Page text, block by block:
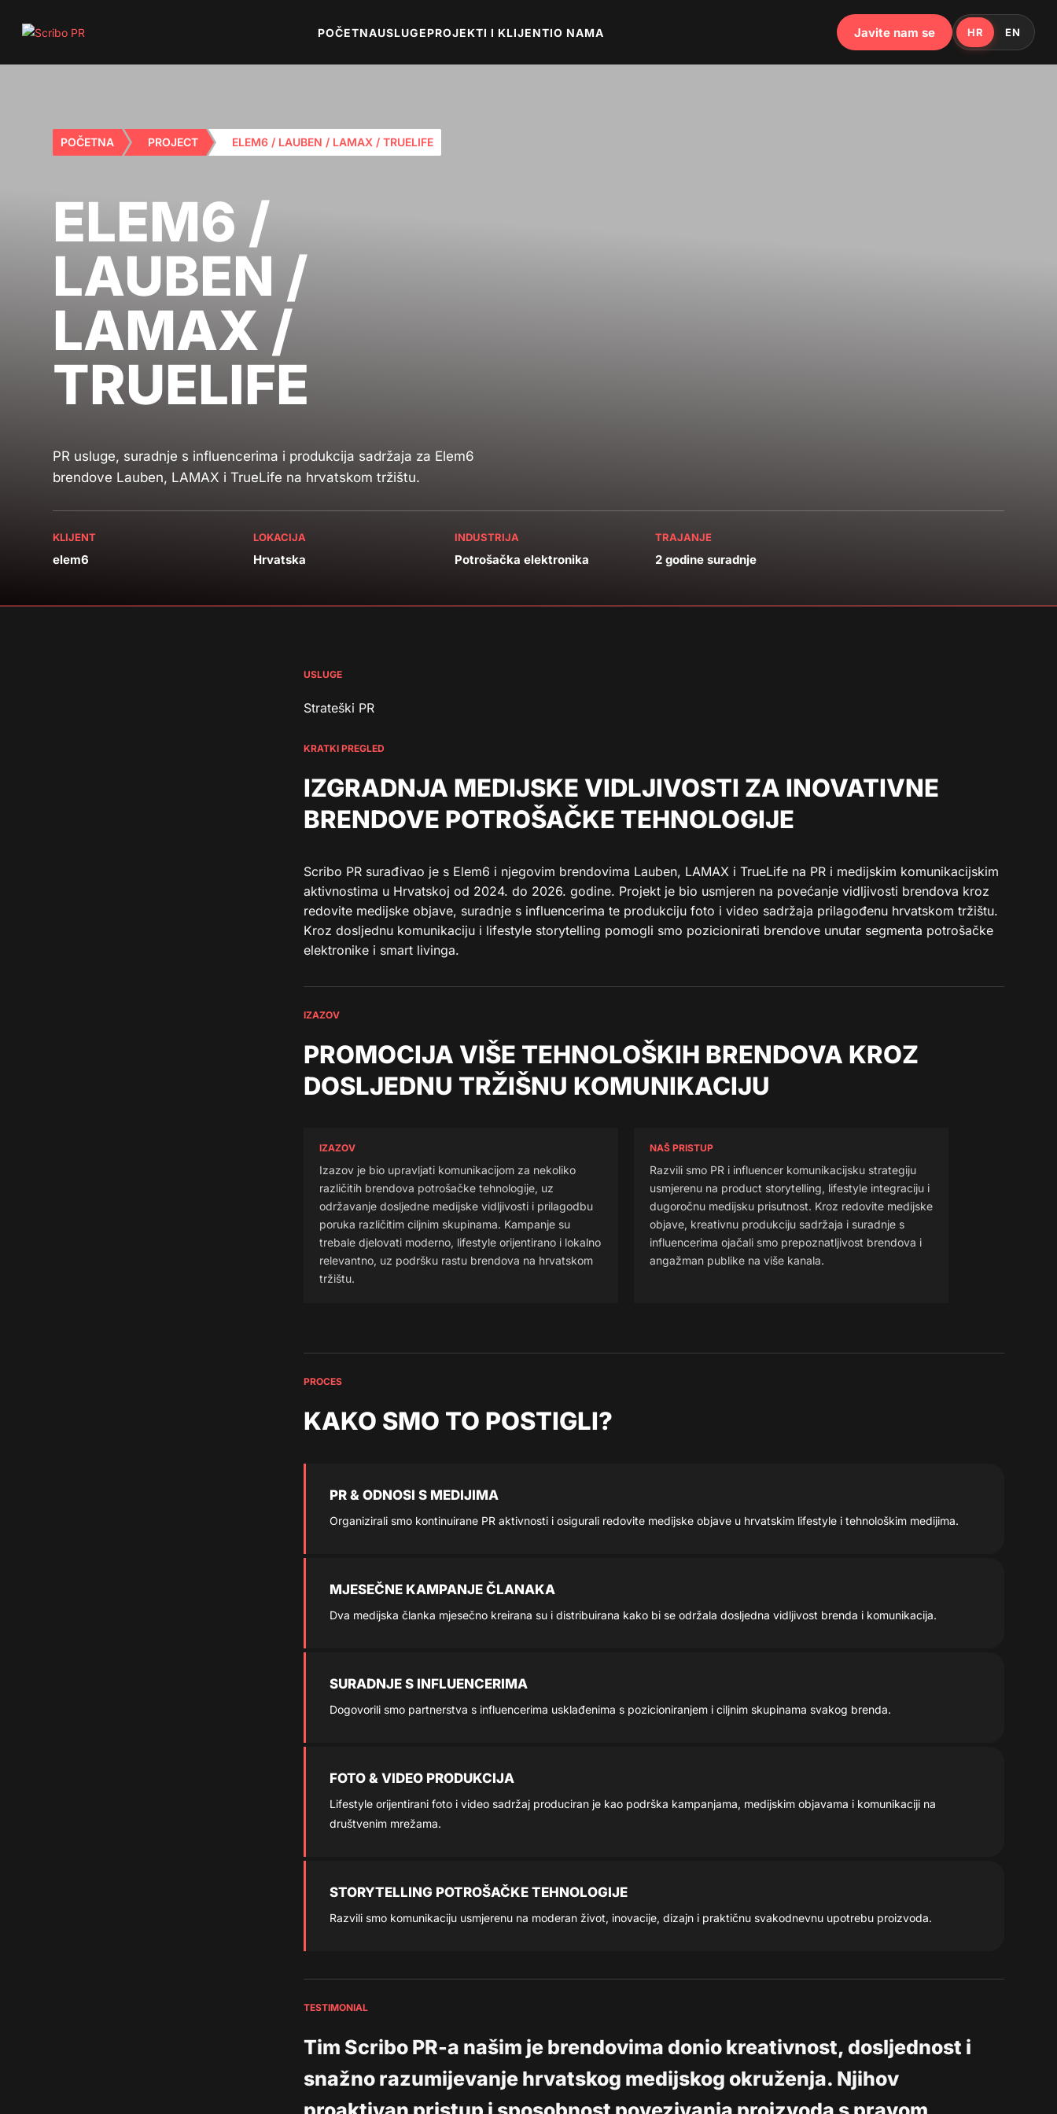
POČETNAUSLUGEPROJEKTI I KLIJENTIO NAMA Javite nam se HR EN
POČETNA PROJECT ELEM6 / LAUBEN / LAMAX / TRUELIFE
ELEM6 /
LAUBEN /
LAMAX /
TRUELIFE
PR usluge, suradnje s influencerima i produkcija sadržaja za Elem6
brendove Lauben, LAMAX i TrueLife na hrvatskom tržištu.
KLIJENT
elem6
LOKACIJA
Hrvatska
INDUSTRIJA
Potrošačka elektronika
TRAJANJE
2 godine suradnje
USLUGE
Strateški PR
KRATKI PREGLED
IZGRADNJA MEDIJSKE VIDLJIVOSTI ZA INOVATIVNE
BRENDOVE POTROŠAČKE TEHNOLOGIJE
Scribo PR surađivao je s Elem6 i njegovim brendovima Lauben, LAMAX i TrueLife na PR i medijskim komunikacijskim
aktivnostima u Hrvatskoj od 2024. do 2026. godine. Projekt je bio usmjeren na povećanje vidljivosti brendova kroz
redovite medijske objave, suradnje s influencerima te produkciju foto i video sadržaja prilagođenu hrvatskom tržištu.
Kroz dosljednu komunikaciju i lifestyle storytelling pomogli smo pozicionirati brendove unutar segmenta potrošačke
elektronike i smart livinga.
IZAZOV
PROMOCIJA VIŠE TEHNOLOŠKIH BRENDOVA KROZ
DOSLJEDNU TRŽIŠNU KOMUNIKACIJU
IZAZOV
Izazov je bio upravljati komunikacijom za nekoliko
različitih brendova potrošačke tehnologije, uz
održavanje dosljedne medijske vidljivosti i prilagodbu
poruka različitim ciljnim skupinama. Kampanje su
trebale djelovati moderno, lifestyle orijentirano i lokalno
relevantno, uz podršku rastu brendova na hrvatskom
tržištu.
NAŠ PRISTUP
Razvili smo PR i influencer komunikacijsku strategiju
usmjerenu na product storytelling, lifestyle integraciju i
dugoročnu medijsku prisutnost. Kroz redovite medijske
objave, kreativnu produkciju sadržaja i suradnje s
influencerima ojačali smo prepoznatljivost brendova i
angažman publike na više kanala.
PROCES
KAKO SMO TO POSTIGLI?
PR & ODNOSI S MEDIJIMA
Organizirali smo kontinuirane PR aktivnosti i osigurali redovite medijske objave u hrvatskim lifestyle i tehnološkim medijima.
MJESEČNE KAMPANJE ČLANAKA
Dva medijska članka mjesečno kreirana su i distribuirana kako bi se održala dosljedna vidljivost brenda i komunikacija.
SURADNJE S INFLUENCERIMA
Dogovorili smo partnerstva s influencerima usklađenima s pozicioniranjem i ciljnim skupinama svakog brenda.
FOTO & VIDEO PRODUKCIJA
Lifestyle orijentirani foto i video sadržaj produciran je kao podrška kampanjama, medijskim objavama i komunikaciji na
društvenim mrežama.
STORYTELLING POTROŠAČKE TEHNOLOGIJE
Razvili smo komunikaciju usmjerenu na moderan život, inovacije, dizajn i praktičnu svakodnevnu upotrebu proizvoda.
TESTIMONIAL
Tim Scribo PR-a našim je brendovima donio kreativnost, dosljednost i
snažno razumijevanje hrvatskog medijskog okruženja. Njihov